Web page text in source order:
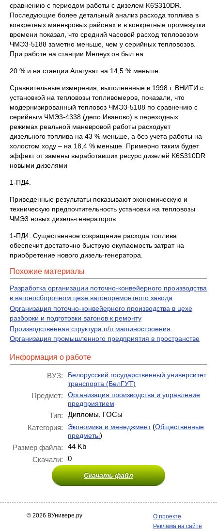
сравнению с периодом работы с дизелем K6S310DR.
Последующие более детальный анализ расхода топлива в
конкретных маневровых районах и в конкретные промежутки
времени показал, что средний часовой расход тепловозом
ЧМЭ3-5188 заметно меньше, чем у серийных тепловозов.
При работе на станции Мелеуз он был на
20 % и на станции Алагуват на 14,5 % меньше.
Сравнительные измерения, выполненные в 1998 г. ВНИТИ с
установкой на тепловозы топливомеров, показали, что
модернизированный тепловоз ЧМЭ3-5188 по сравнению с
серийным ЧМЭ3-4338 (депо Иваново) в переходных
режимах реальной маневровой работы расходует
дизельного топлива на 43 % меньше, а без учета работы на
холостом ходу – на 18,4 % меньше. Примерно таким будет
эффект от замены выработавших ресурс дизелей K6S310DR
новыми дизелями
1-ПД4.
Приведенные результаты показывают экономическую и
техническую предпочтительность установки на тепловозы
ЧМЭ3 новых дизель-генераторов
1-ПД4. Существенное сокращение расхода топлива
обеспечит достаточно быструю окупаемость затрат на
приобретение нового дизель-генератора.
Похожие материалы
Разработка организации поточно-конвейерного производства
в вагоносборочном цехе вагоноремонтного завода
Организация поточно-конвейерного производства в цехе
разборки и подготовки вагонов к ремонту
Производственная структура п/п машиностроения.
Организация промышленного предприятия в пространстве
Информация о работе
ВУЗ:
Белорусский государственный университет
транспорта (БелГУТ)
Предмет:
Организация производства и управление
предприятием
Тип:
Дипломы, ГОСы
Категория:
Экономика и менеджмент(Общественные
предметы)
Размер файла:
44 Kb
Скачали:
0
Скачать файл
© 2026 ВУнивере.ру
О проекте
Реклама на сайте